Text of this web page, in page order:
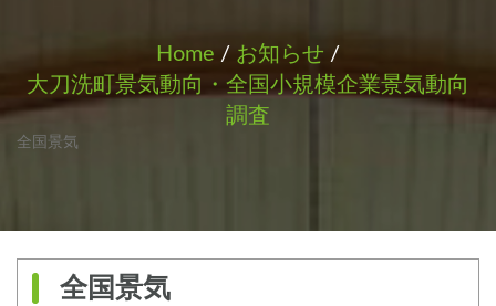
Home / お知らせ /
大刀洗町景気動向・全国小規模企業景気動向
調査
全国景気
全国景気